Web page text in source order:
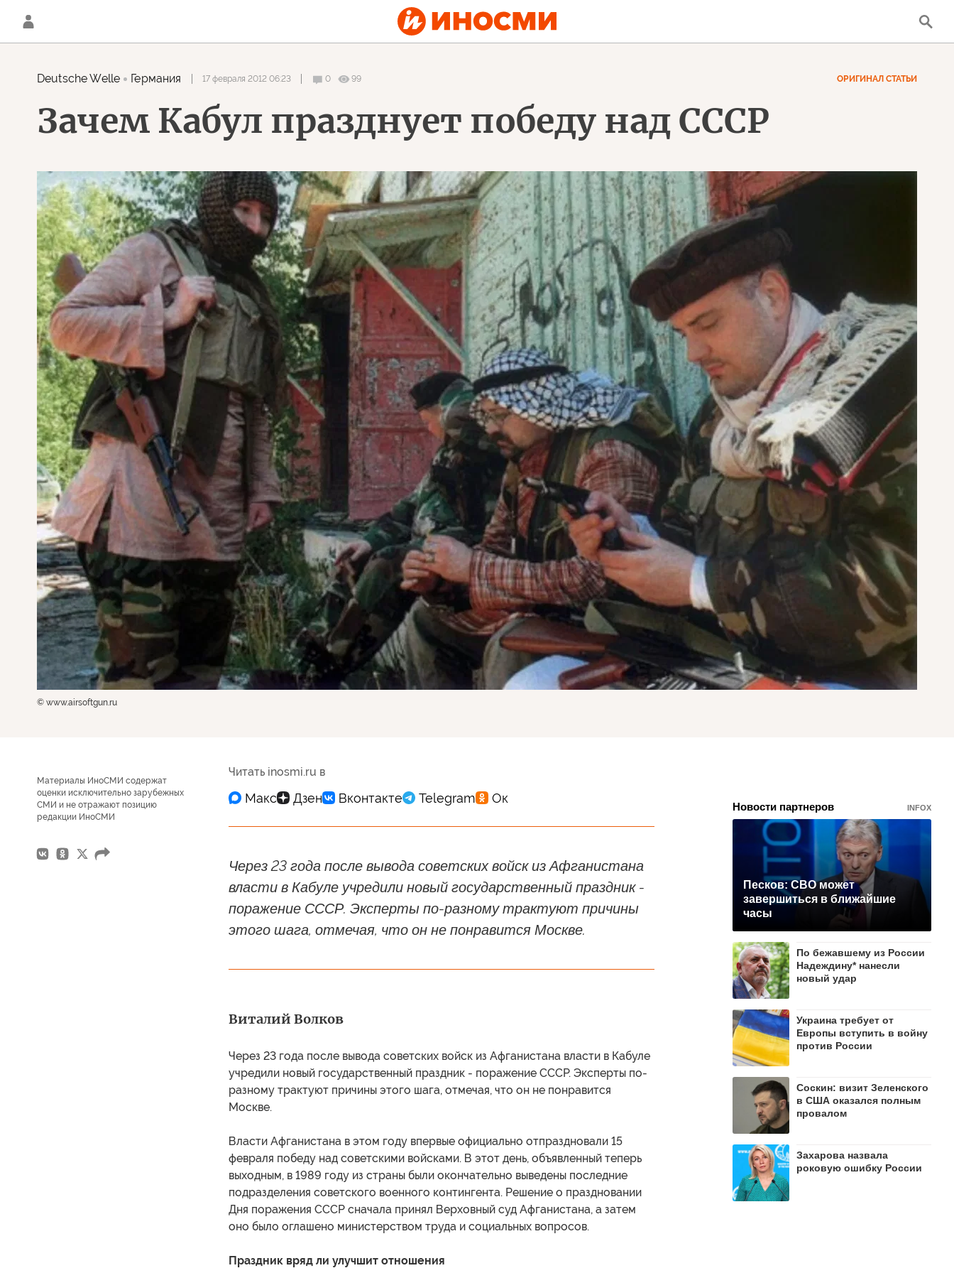
Deutsche Welle Германия 17 февраля 2012 06:23 0 99 ОРИГИНАЛ СТАТЬИ
Зачем Кабул празднует победу над СССР
© www.airsoftgun.ru
Материалы ИноСМИ содержат
оценки исключительно зарубежных
СМИ и не отражают позицию
редакции ИноСМИ
Читать inosmi.ru в
Через 23 года после вывода советских войск из Афганистана
власти в Кабуле учредили новый государственный праздник -
поражение СССР. Эксперты по-разному трактуют причины
этого шага, отмечая, что он не понравится Москве.
Виталий Волков
Через 23 года после вывода советских войск из Афганистана власти в Кабуле
учредили новый государственный праздник - поражение СССР. Эксперты по-
разному трактуют причины этого шага, отмечая, что он не понравится
Москве.
Власти Афганистана в этом году впервые официально отпраздновали 15
февраля победу над советскими войсками. В этот день, объявленный теперь
выходным, в 1989 году из страны были окончательно выведены последние
подразделения советского военного контингента. Решение о праздновании
Дня поражения СССР сначала принял Верховный суд Афганистана, а затем
оно было оглашено министерством труда и социальных вопросов.
Праздник вряд ли улучшит отношения
Новости партнеров INFOX
Песков: СВО может
завершиться в ближайшие
часы
По бежавшему из России
Надеждину* нанесли
новый удар
Украина требует от
Европы вступить в войну
против России
Соскин: визит Зеленского
в США оказался полным
провалом
Захарова назвала
роковую ошибку России